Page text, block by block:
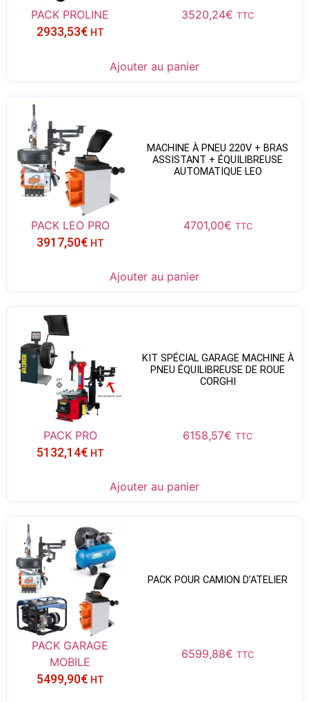
PACK PROLINE 3520,24€ TTC
2933,53€ HT
Ajouter au panier
MACHINE À PNEU 220V + BRAS
ASSISTANT + ÉQUILIBREUSE
AUTOMATIQUE LEO
PACK LEO PRO 4701,00€ TTC
3917,50€ HT
Ajouter au panier
KIT SPÉCIAL GARAGE MACHINE À
PNEU ÉQUILIBREUSE DE ROUE
CORGHI
PACK PRO 6158,57€ TTC
5132,14€ HT
Ajouter au panier
PACK POUR CAMION D’ATELIER
PACK GARAGE
MOBILE
6599,88€ TTC
5499,90€ HT